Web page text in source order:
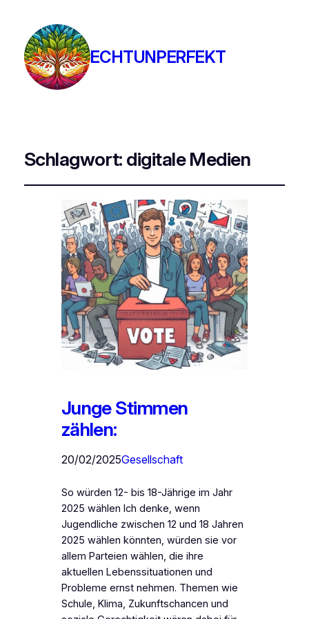
ECHTUNPERFEKT
Schlagwort: digitale Medien
Junge Stimmen
zählen:
20/02/2025Gesellschaft
So würden 12- bis 18-Jährige im Jahr
2025 wählen Ich denke, wenn
Jugendliche zwischen 12 und 18 Jahren
2025 wählen könnten, würden sie vor
allem Parteien wählen, die ihre
aktuellen Lebenssituationen und
Probleme ernst nehmen. Themen wie
Schule, Klima, Zukunftschancen und